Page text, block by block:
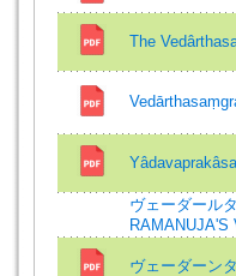
The
Yâdavaprakâsa
ヴェーダール
RAMANUJA'S
ヴェーダーン